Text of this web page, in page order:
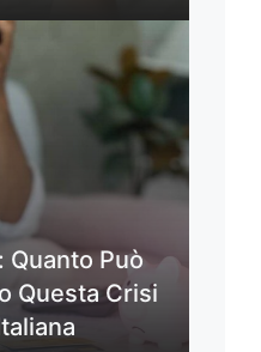
Quanto Può
Questa Crisi